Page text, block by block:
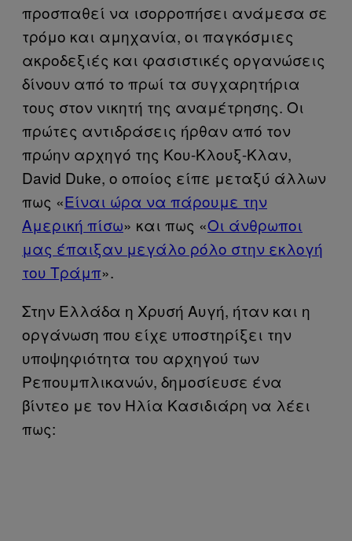
προσπαθεί να ισορροπήσει ανάμεσα σε
τρόμο και αμηχανία, οι παγκόσμιες
ακροδεξιές και φασιστικές οργανώσεις
δίνουν από το πρωί τα συγχαρητήρια
τους στον νικητή της αναμέτρησης. Οι
πρώτες αντιδράσεις ήρθαν από τον
πρώην αρχηγό της Κου-Κλουξ-Κλαν,
David Duke, ο οποίος είπε μεταξύ άλλων
πως «Είναι ώρα να πάρουμε την
Αμερική πίσω» και πως «Οι άνθρωποι
μας έπαιξαν μεγάλο ρόλο στην εκλογή
του Τράμπ».
Στην Ελλάδα η Χρυσή Αυγή, ήταν και η
οργάνωση που είχε υποστηρίξει την
υποψηφιότητα του αρχηγού των
Ρεπουμπλικανών, δημοσίευσε ένα
βίντεο με τον Ηλία Κασιδιάρη να λέει
πως: